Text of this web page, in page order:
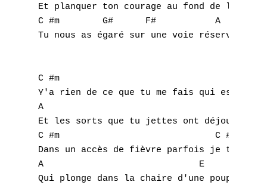
Et planquer ton courage au fond de la
C #m        G#      F#           A
Tu nous as égaré sur une voie réservée
C #m                                     C
Y'a rien de ce que tu me fais qui est
A                                   E
Et les sorts que tu jettes ont déjoué ma
C #m                             C #m6(9)
Dans un accès de fièvre parfois je
A                             E
Qui plonge dans la chaire d'une poupée
A
B
C
D